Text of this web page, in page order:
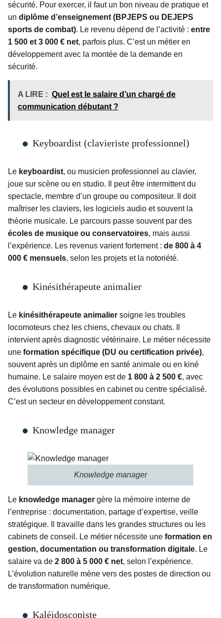
sécurité. Pour exercer, il faut un bon niveau de pratique et
un diplôme d’enseignement (BPJEPS ou DEJEPS
sports de combat). Le revenu dépend de l’activité : entre
1 500 et 3 000 € net, parfois plus. C’est un métier en
développement avec la montée de la demande en
sécurité.
A LIRE : Quel est le salaire d’un chargé de
communication débutant ?
Keyboardist (clavieriste professionnel)
Le keyboardist, ou musicien professionnel au clavier,
joue sur scène ou en studio. Il peut être intermittent du
spectacle, membre d’un groupe ou compositeur. Il doit
maîtriser les claviers, les logiciels audio et souvent la
théorie musicale. Le parcours passe souvent par des
écoles de musique ou conservatoires, mais aussi
l’expérience. Les revenus varient fortement : de 800 à 4
000 € mensuels, selon les projets et la notoriété.
Kinésithérapeute animalier
Le kinésithérapeute animalier soigne les troubles
locomoteurs chez les chiens, chevaux ou chats. Il
intervient après diagnostic vétérinaire. Le métier nécessite
une formation spécifique (DU ou certification privée),
souvent après un diplôme en santé animale ou en kiné
humaine. Le salaire moyen est de 1 800 à 2 500 €, avec
des évolutions possibles en cabinet ou centre spécialisé.
C’est un secteur en développement constant.
Knowledge manager
Knowledge manager
Le knowledge manager gère la mémoire interne de
l’entreprise : documentation, partage d’expertise, veille
stratégique. Il travaille dans les grandes structures ou les
cabinets de conseil. Le métier nécessite une formation en
gestion, documentation ou transformation digitale. Le
salaire va de 2 800 à 5 000 € net, selon l’expérience.
L’évolution naturelle mène vers des postes de direction ou
de transformation numérique.
Kaléidoscopiste